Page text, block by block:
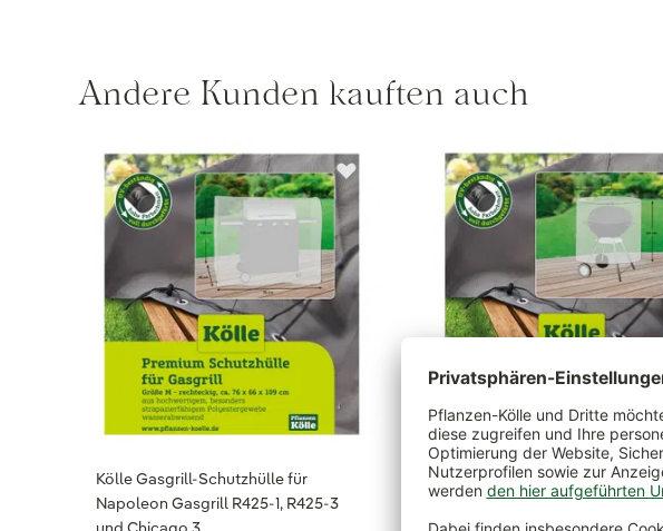
Andere Kunden kauften auch
Kölle Gasgrill-Schutzhülle für
Napoleon Gasgrill R425-1, R425-3
Kölle Kugelgrill-Schutzhülle für
Weber Bar-B-Kettle, 64 x 55 cm